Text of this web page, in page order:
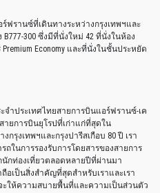
ฟรานซ์ที่เดินทางระหว่างกรุงเทพฯและ
B777-300 ซึ่งมีที่นั่งใหม่ 42 ที่นั่งในห้อง
Economy และที่นั่งในชั้นประหยัด
ประเทศไทยสายการบินแอร์ฟรานซ์-เค
ายการบินยุโรปที่เก่าแก่ที่สุดใน
กรุงเทพฯและกรุงปารีสเกือบ 80 ปี เรา
ในการรองรับการโดยสารของสายการ
กท่องเที่ยวตลอดหลายปีที่ผ่านมา
อเป็นสิ่งสำคัญที่สุดสำหรับเราและเรา
ให้ความสบายพื้นที่และความเป็นส่วนตัว